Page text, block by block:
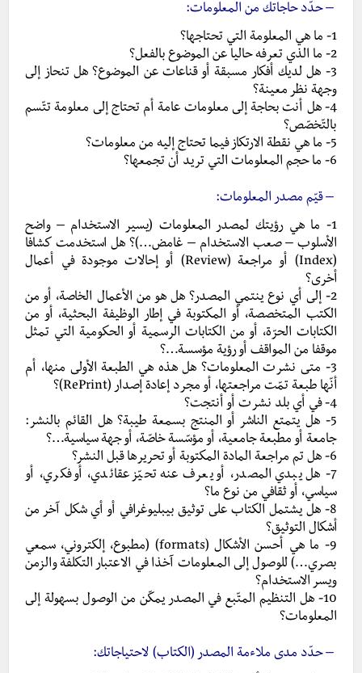
– حدّد حاجاتك من المعلومات:
1- ما هي المعلومة التي تحتاجها؟
2- ما الذي تعرفه حاليا عن الموضوع بالفعل؟
3- هل لديك أفكار مسبقة أو قناعات عن الموضوع؟ هل تنحاز إلى
وجهة نظر معينة؟
4- هل أنت بحاجة إلى معلومات عامة أم تحتاج إلى معلومة تتّسم
بالتّخصّص؟
5- ما هي نقطة الارتكاز فيما تحتاج إليه من معلومات؟
6- ما حجم المعلومات التي تريد أن تجمعها؟
– قيّم مصدر المعلومات:
1- ما هي رؤيتك لمصدر المعلومات (يسير الاستخدام – واضح
الأسلوب – صعب الاستخدام – غامض…)؟ هل استخدمت كشافا
(Index) أو مراجعة (Review) أو إحالات موجودة في أعمال
أخرى؟
2- إلى أي نوع ينتمي المصدر؟ هل هو من الأعمال الخاصة، أو من
الكتب المتخصصة، أو المكتوبة في إطار الوظيفة البحثية، أو من
الكتابات الحرّة، أو من الكتابات الرسمية أو الحكومية التي تمثل
موقفا من المواقف أو رؤية مؤسسة…؟
3- متى نشرت المعلومات؟ هل هذه هي الطبعة الأولى منها، أم
أنّها طبعة تمّت مراجعتها، أو مجرد إعادة إصدار (RePrint)؟
4- في أي بلد نشرت أو أنتجت؟
5- هل يتمتع الناشر أو المنتج بسمعة طيبة؟ هل القائم بالنشر:
جامعة أو مطبعة جامعية، أو مؤسّسة خاصّة، أو جهة سياسية…؟
6- هل تم مراجعة المادة المكتوبة أو تحريرها قبل النشر؟
7- هل يبدي المصدر، أو يعرف عنه تحيّز عقائدي، أو فكري، أو
سياسي، أو ثقافي من نوع ما؟
8- هل يشتمل الكتاب على توثيق بيبليوغرافي أو أي شكل آخر من
أشكال التوثيق؟
9- ما هي أحسن الأشكال (formats) (مطبوع، إلكتروني، سمعي
بصري…) للوصول إلى المعلومات آخذا في الاعتبار التكلفة والزمن
ويسر الاستخدام؟
10- هل التنظيم المتّبع في المصدر يمكّن من الوصول بسهولة إلى
المعلومات؟
– حدّد مدى ملاءمة المصدر (الكتاب) لاحتياجاتك: